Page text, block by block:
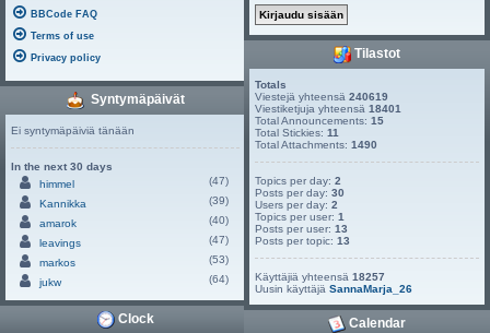
BBCode FAQ
Terms of use
Privacy policy
Syntymäpäivät
Ei syntymäpäiviä tänään
In the next 30 days
himmel
(47)
Kannikka
(39)
amarok
(40)
leavings
(47)
markos
(53)
jukw
(64)
Clock
Tilastot
Totals
Viestejä yhteensä240619
Viestiketjuja yhteensä18401
Total Announcements:15
Total Stickies:11
Total Attachments:1490
Topics per day:2
Posts per day:30
Users per day:2
Topics per user:1
Posts per user:13
Posts per topic:13
Käyttäjiä yhteensä18257
Uusin käyttäjäSannaMarja_26
Calendar